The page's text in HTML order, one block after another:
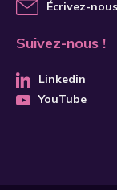
Écrivez-nous
Suivez-nous !
Linkedin
YouTube